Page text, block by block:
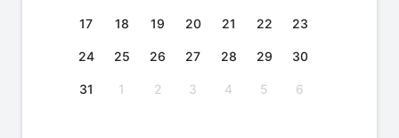
17 18 19 20 21 22 23
24 25 26 27 28 29 30
31 1 2 3 4 5 6